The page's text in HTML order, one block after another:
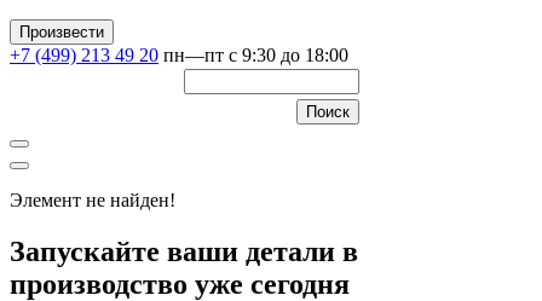
Произвести
+7 (499) 213 49 20 пн—пт с 9:30 до 18:00
Элемент не найден!
Запускайте ваши детали в
производство уже сегодня